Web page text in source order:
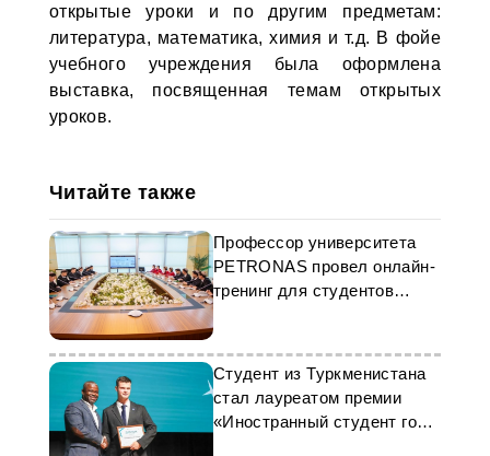
открытые уроки и по другим предметам:
литература, математика, химия и т.д. В фойе
учебного учреждения была оформлена
выставка, посвященная темам открытых
уроков.
Читайте также
Профессор университета
PETRONAS провел онлайн-
тренинг для студентов
туркменского ВУЗа
Студент из Туркменистана
стал лауреатом премии
«Иностранный студент года